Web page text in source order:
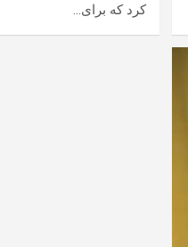
کرد که برای…